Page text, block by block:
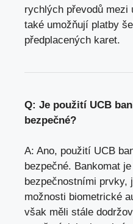
rychlých převodů mezi
také umožňují platby
předplacených karet.
Q: Je použití UCB
bezpečné?
A: Ano, použití UCB
bezpečné. Bankomat
bezpečnostními prvky,
možnosti biometrické
však měli stále